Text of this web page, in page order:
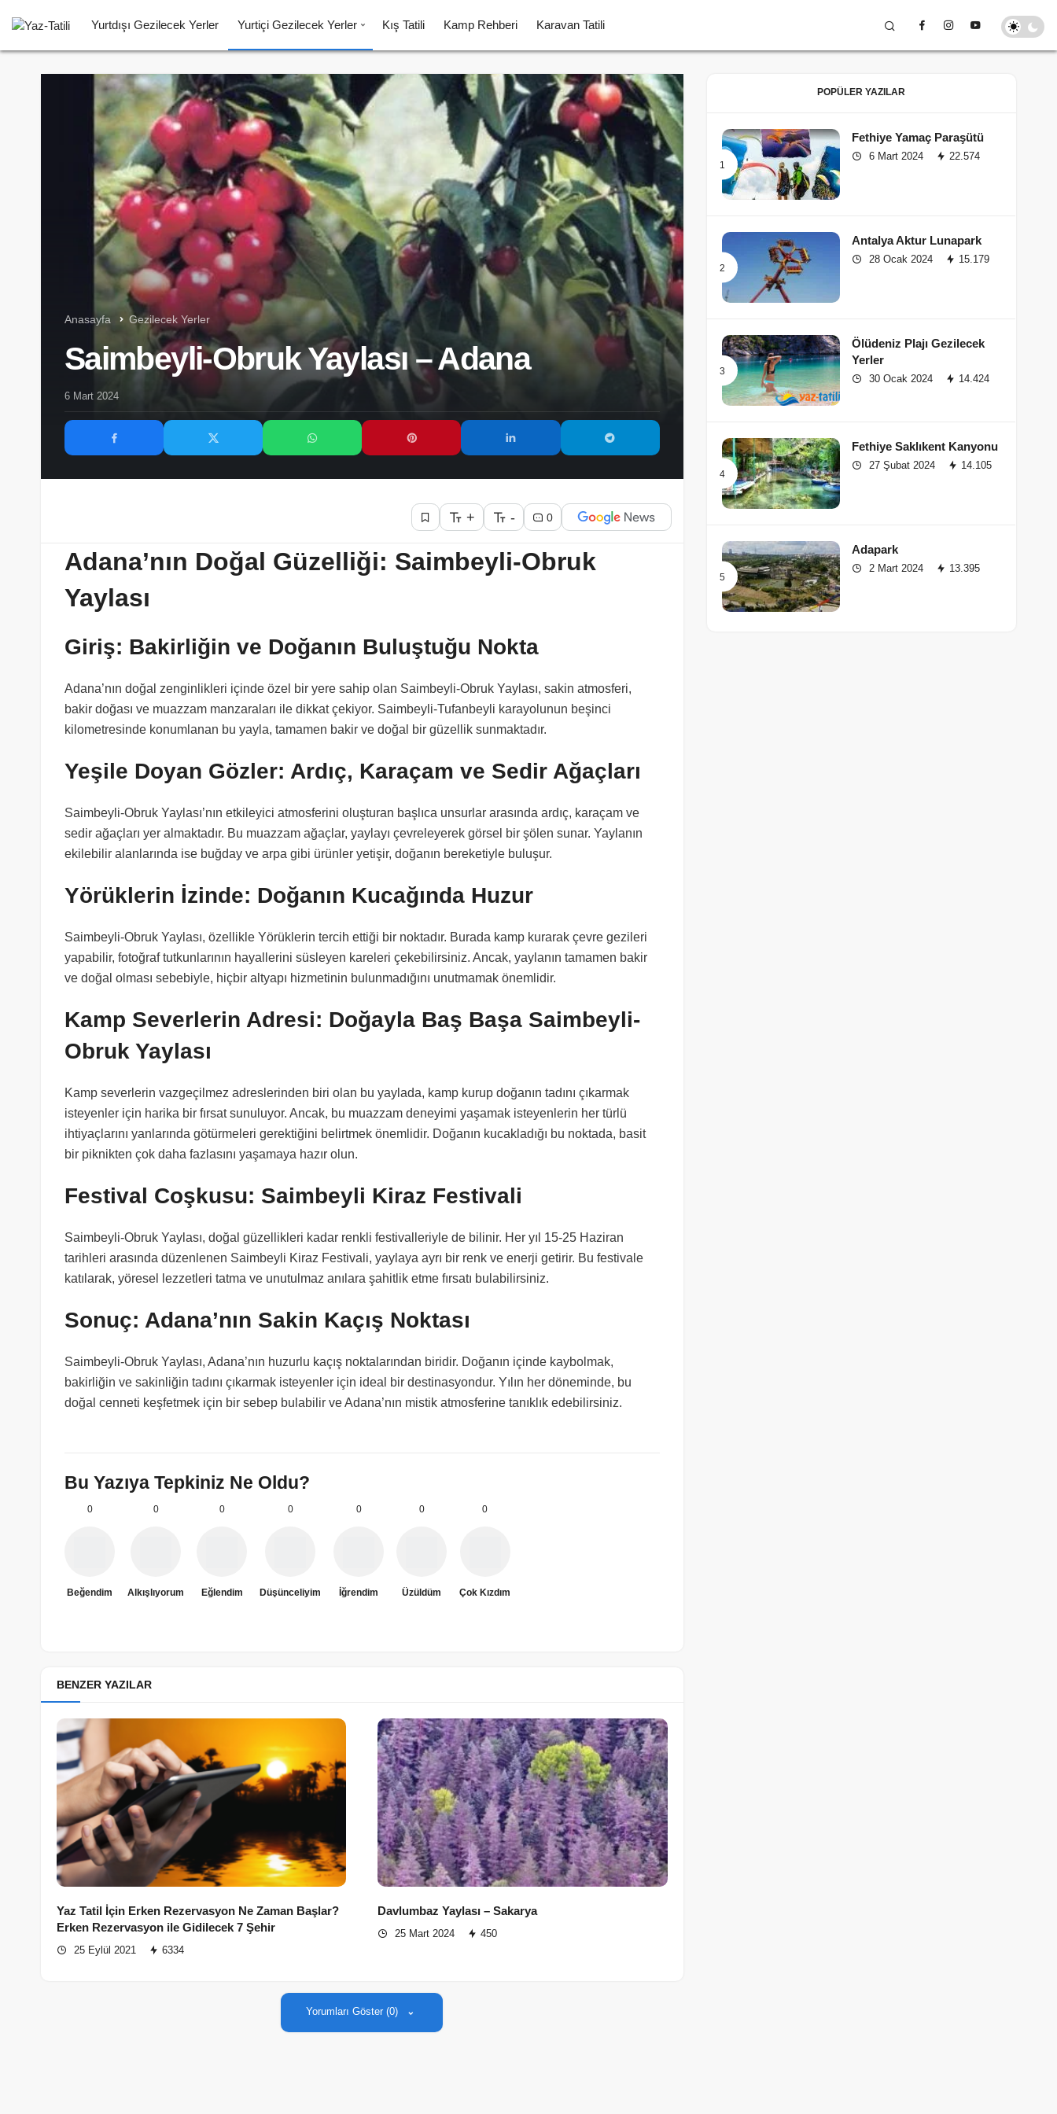
Yurtdışı Gezilecek Yerler Yurtiçi Gezilecek Yerler Kış Tatili Kamp Rehberi Karavan Tatili
Anasayfa Gezilecek Yerler
Saimbeyli-Obruk Yaylası – Adana
6 Mart 2024
+ - 0
Adana’nın Doğal Güzelliği: Saimbeyli-Obruk
Yaylası
Giriş: Bakirliğin ve Doğanın Buluştuğu Nokta
Adana’nın doğal zenginlikleri içinde özel bir yere sahip olan Saimbeyli-Obruk Yaylası, sakin atmosferi,
bakir doğası ve muazzam manzaraları ile dikkat çekiyor. Saimbeyli-Tufanbeyli karayolunun beşinci
kilometresinde konumlanan bu yayla, tamamen bakir ve doğal bir güzellik sunmaktadır.
Yeşile Doyan Gözler: Ardıç, Karaçam ve Sedir Ağaçları
Saimbeyli-Obruk Yaylası’nın etkileyici atmosferini oluşturan başlıca unsurlar arasında ardıç, karaçam ve
sedir ağaçları yer almaktadır. Bu muazzam ağaçlar, yaylayı çevreleyerek görsel bir şölen sunar. Yaylanın
ekilebilir alanlarında ise buğday ve arpa gibi ürünler yetişir, doğanın bereketiyle buluşur.
Yörüklerin İzinde: Doğanın Kucağında Huzur
Saimbeyli-Obruk Yaylası, özellikle Yörüklerin tercih ettiği bir noktadır. Burada kamp kurarak çevre gezileri
yapabilir, fotoğraf tutkunlarının hayallerini süsleyen kareleri çekebilirsiniz. Ancak, yaylanın tamamen bakir
ve doğal olması sebebiyle, hiçbir altyapı hizmetinin bulunmadığını unutmamak önemlidir.
Kamp Severlerin Adresi: Doğayla Baş Başa Saimbeyli-
Obruk Yaylası
Kamp severlerin vazgeçilmez adreslerinden biri olan bu yaylada, kamp kurup doğanın tadını çıkarmak
isteyenler için harika bir fırsat sunuluyor. Ancak, bu muazzam deneyimi yaşamak isteyenlerin her türlü
ihtiyaçlarını yanlarında götürmeleri gerektiğini belirtmek önemlidir. Doğanın kucakladığı bu noktada, basit
bir piknikten çok daha fazlasını yaşamaya hazır olun.
Festival Coşkusu: Saimbeyli Kiraz Festivali
Saimbeyli-Obruk Yaylası, doğal güzellikleri kadar renkli festivalleriyle de bilinir. Her yıl 15-25 Haziran
tarihleri arasında düzenlenen Saimbeyli Kiraz Festivali, yaylaya ayrı bir renk ve enerji getirir. Bu festivale
katılarak, yöresel lezzetleri tatma ve unutulmaz anılara şahitlik etme fırsatı bulabilirsiniz.
Sonuç: Adana’nın Sakin Kaçış Noktası
Saimbeyli-Obruk Yaylası, Adana’nın huzurlu kaçış noktalarından biridir. Doğanın içinde kaybolmak,
bakirliğin ve sakinliğin tadını çıkarmak isteyenler için ideal bir destinasyondur. Yılın her döneminde, bu
doğal cenneti keşfetmek için bir sebep bulabilir ve Adana’nın mistik atmosferine tanıklık edebilirsiniz.
Bu Yazıya Tepkiniz Ne Oldu?
0
Beğendim
0
Alkışlıyorum
0
Eğlendim
0
Düşünceliyim
0
İğrendim
0
Üzüldüm
0
Çok Kızdım
BENZER YAZILAR
Yaz Tatil İçin Erken Rezervasyon Ne Zaman Başlar?
Erken Rezervasyon ile Gidilecek 7 Şehir
25 Eylül 2021 6334
Davlumbaz Yaylası – Sakarya
25 Mart 2024 450
Yorumları Göster (0)
POPÜLER YAZILAR
Fethiye Yamaç Paraşütü
6 Mart 2024 22.574
Antalya Aktur Lunapark
28 Ocak 2024 15.179
Ölüdeniz Plajı Gezilecek
Yerler
30 Ocak 2024 14.424
Fethiye Saklıkent Kanyonu
27 Şubat 2024 14.105
Adapark
2 Mart 2024 13.395